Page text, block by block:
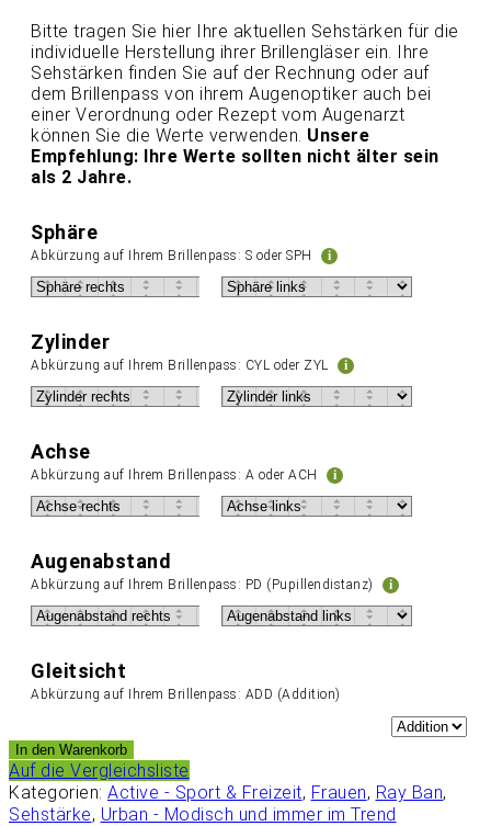
Bitte tragen Sie hier Ihre aktuellen Sehstärken für die
individuelle Herstellung ihrer Brillengläser ein. Ihre
Sehstärken finden Sie auf der Rechnung oder auf
dem Brillenpass von ihrem Augenoptiker auch bei
einer Verordnung oder Rezept vom Augenarzt
können Sie die Werte verwenden. Unsere
Empfehlung: Ihre Werte sollten nicht älter sein
als 2 Jahre.
Sphäre
Abkürzung auf Ihrem Brillenpass: S oder SPH i
Zylinder
Abkürzung auf Ihrem Brillenpass: CYL oder ZYL i
Achse
Abkürzung auf Ihrem Brillenpass: A oder ACH i
Augenabstand
Abkürzung auf Ihrem Brillenpass: PD (Pupillendistanz) i
Gleitsicht
Abkürzung auf Ihrem Brillenpass: ADD (Addition)
In den Warenkorb
Auf die Vergleichsliste
Kategorien: Active - Sport & Freizeit, Frauen, Ray Ban,
Sehstärke, Urban - Modisch und immer im Trend